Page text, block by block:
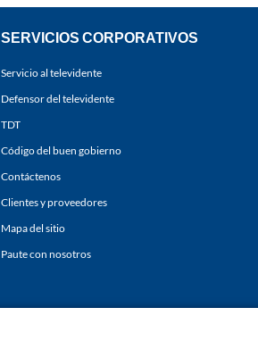
SERVICIOS CORPORATIVOS
Servicio al televidente
Defensor del televidente
TDT
Código del buen gobierno
Contáctenos
Clientes y proveedores
Mapa del sitio
Paute con nosotros